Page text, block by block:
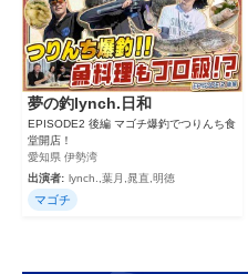
夢の釣lynch.日和
EPISODE2 後編 マゴチ爆釣でつりんち食
堂開店！
愛知県 伊勢湾
出演者: lynch.,葉月,晁直,明徳
マゴチ